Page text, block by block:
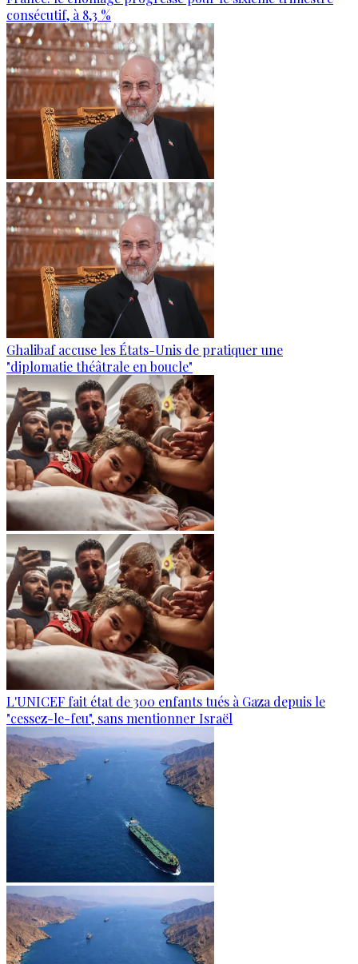
consécutif, à 8,3 %
Ghalibaf accuse les États-Unis de pratiquer une
"diplomatie théâtrale en boucle"
L'UNICEF fait état de 300 enfants tués à Gaza depuis le
"cessez-le-feu", sans mentionner Israël